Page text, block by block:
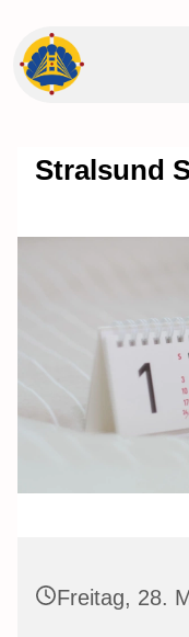
Stralsund
Freitag, 28.